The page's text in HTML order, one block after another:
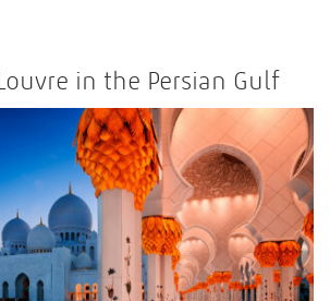
in the Persian Gulf